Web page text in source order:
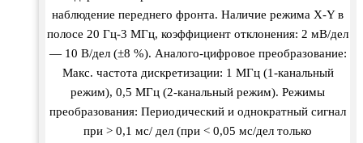
наблюдение переднего фронта. Наличие режима X-Y в
полосе 20 Гц-3 МГц, коэффициент отклонения: 2 мВ/дел
— 10 В/дел (±8 %). Аналого-цифровое преобразование:
Макс. частота дискретизации: 1 МГц (1-канальный
режим), 0,5 МГц (2-канальный режим). Режимы
преобразования: Периодический и однократный сигнал
при > 0,1 мс/ дел (при < 0,05 мс/дел только